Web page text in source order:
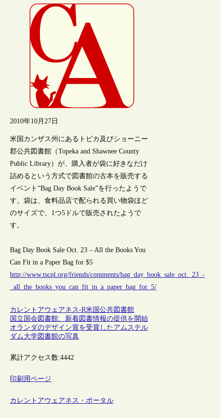
2010年10月27日
米国カンザス州にあるトピカ及びショーニー
郡公共図書館（Topeka and Shawnee County
Public Library）が、購入者が袋に好きなだけ
詰めるという方式で図書館の古本を販売する
イベント“Bag Day Book Sale”を行ったようで
す。袋は、食料品店で配られる買い物袋ほど
のサイズで、1つ5ドルで販売されたようで
す。
Bag Day Book Sale Oct. 23 – All the Books You
Can Fit in a Paper Bag for $5
http://www.tscpl.org/friends/comments/bag_day_book_sale_oct._23_-
_all_the_books_you_can_fit_in_a_paper_bag_for_5/
カレントアウェアネス-R米国公共図書館
国立国会図書館、新着図書情報の提供を開始
オランダのデザイン賞を受賞したアムステル
ダム大学図書館の写真
累計アクセス数:4442
印刷用ページ
カレントアウェアネス・ポータル